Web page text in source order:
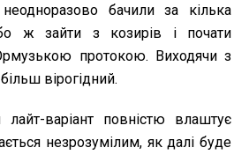
бачили за кілька
ж зайти з козирів і почати
протокою. Виходячи з
вірогідний.
варіант повністю влаштує
незрозумілим, як далі буде